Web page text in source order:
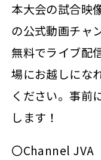
本大会の試合映
の公式動画チャ
無料でライブ配
場にお越しにな
ください。事前
します！
〇Channel JVA